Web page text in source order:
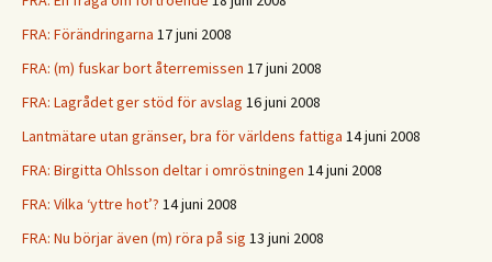
FRA: Förändringarna 17 juni 2008
FRA: (m) fuskar bort återremissen 17 juni 2008
FRA: Lagrådet ger stöd för avslag 16 juni 2008
Lantmätare utan gränser, bra för världens fattiga 14 juni 2008
FRA: Birgitta Ohlsson deltar i omröstningen 14 juni 2008
FRA: Vilka ‘yttre hot’? 14 juni 2008
FRA: Nu börjar även (m) röra på sig 13 juni 2008